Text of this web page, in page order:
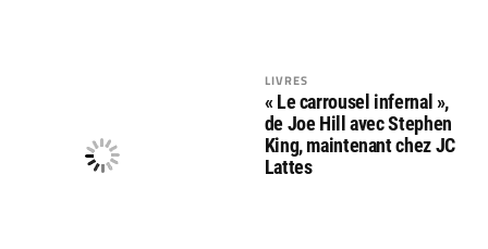
LIVRES
« Le carrousel infernal »,
de Joe Hill avec Stephen
King, maintenant chez JC
Lattes